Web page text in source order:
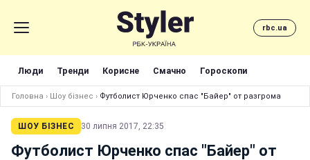
rbc.ua
Люди Тренди Корисне Смачно Гороскопи
Головна › Шоу бізнес › Футболист Юрченко спас "Байер" от разгрома
ШОУ БІЗНЕС 30 липня 2017, 22:35
Футболист Юрченко спас "Байер" от